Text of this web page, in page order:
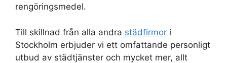
rengöringsmedel.
Till skillnad från alla andra städfirmor i
Stockholm erbjuder vi ett omfattande personligt
utbud av städtjänster och mycket mer, allt